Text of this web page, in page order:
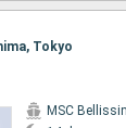
Tokyo
MSC